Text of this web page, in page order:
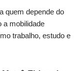
quem depende do
a mobilidade
trabalho, estudo e